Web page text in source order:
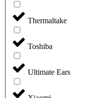
Thermaltake
Toshiba
Ultimate Ears